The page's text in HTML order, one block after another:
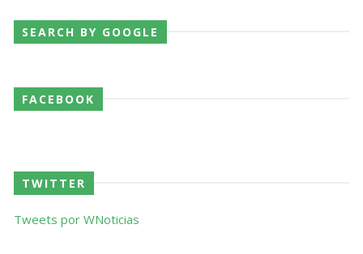
SEARCH BY GOOGLE
FACEBOOK
TWITTER
Tweets por WNoticias